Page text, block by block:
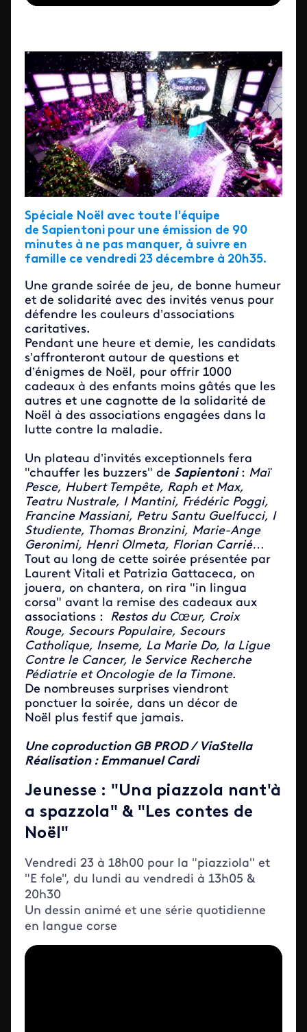
Spéciale Noël avec toute l'équipe
de Sapientoni pour une émission de 90
minutes à ne pas manquer, à suivre en
famille ce vendredi 23 décembre à 20h35.
Une grande soirée de jeu, de bonne humeur
et de solidarité avec des invités venus pour
défendre les couleurs d’associations
caritatives.
Pendant une heure et demie, les candidats
s’affronteront autour de questions et
d’énigmes de Noël, pour offrir 1000
cadeaux à des enfants moins gâtés que les
autres et une cagnotte de la solidarité de
Noël à des associations engagées dans la
lutte contre la maladie.
Un plateau d’invités exceptionnels fera
"chauffer les buzzers" de Sapientoni: Maï
Pesce, Hubert Tempête, Raph et Max,
Teatru Nustrale, I Mantini, Frédéric Poggi,
Francine Massiani, Petru Santu Guelfucci, I
Studiente, Thomas Bronzini, Marie-Ange
Geronimi, Henri Olmeta, Florian Carrié…
Tout au long de cette soirée présentée par
Laurent Vitali et Patrizia Gattaceca, on
jouera, on chantera, on rira "in lingua
corsa" avant la remise des cadeaux aux
associations : Restos du Cœur, Croix
Rouge, Secours Populaire, Secours
Catholique, Inseme, La Marie Do, la Ligue
Contre le Cancer, le Service Recherche
Pédiatrie et Oncologie de la Timone.
De nombreuses surprises viendront
ponctuer la soirée, dans un décor de
Noël plus festif que jamais.
Une coproduction GB PROD / ViaStella
Réalisation : Emmanuel Cardi
Jeunesse : "Una piazzola nant'à
a spazzola" & "Les contes de
Noël"
Vendredi 23 à 18h00 pour la "piazziola" et
"E fole", du lundi au vendredi à 13h05 &
20h30
Un dessin animé et une série quotidienne
en langue corse
Iframe